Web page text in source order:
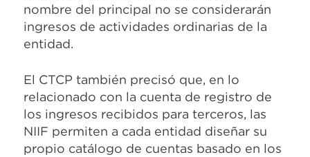
nombre del principal no se considerarán
ingresos de actividades ordinarias de la
entidad.
El CTCP también precisó que, en lo
relacionado con la cuenta de registro de
los ingresos recibidos para terceros, las
NIIF permiten a cada entidad diseñar su
propio catálogo de cuentas basado en los